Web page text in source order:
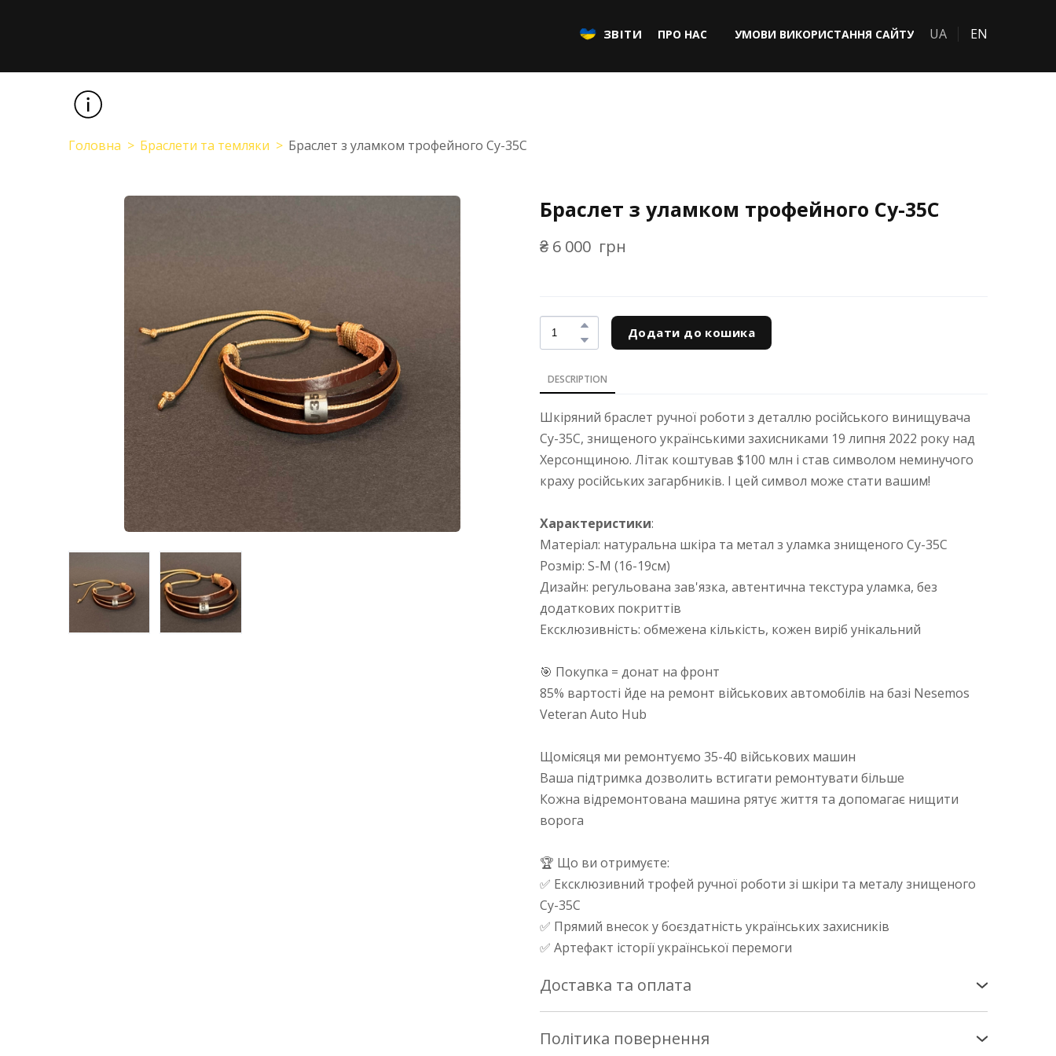
ЗВІТИ ПРО НАС УМОВИ ВИКОРИСТАННЯ САЙТУ UA EN
Головна Браслети та темляки Браслет з уламком трофейного Су-35С
Браслет з уламком трофейного Су-35С
₴ 6 000  грн
Додати до кошика
DESCRIPTION
Шкіряний браслет ручної роботи з деталлю російського винищувача
Су-35С, знищеного українськими захисниками 19 липня 2022 року над
Херсонщиною. Літак коштував $100 млн і став символом неминучого
краху російських загарбників. І цей символ може стати вашим!
Характеристики:
Матеріал: натуральна шкіра та метал з уламка знищеного Су-35С
Розмір: S-M (16-19см)
Дизайн: регульована зав'язка, автентична текстура уламка, без
додаткових покриттів
Ексклюзивність: обмежена кількість, кожен виріб унікальний
🎯 Покупка = донат на фронт
85% вартості йде на ремонт військових автомобілів на базі Nesemos
Veteran Auto Hub
Щомісяця ми ремонтуємо 35-40 військових машин
Ваша підтримка дозволить встигати ремонтувати більше
Кожна відремонтована машина рятує життя та допомагає нищити
ворога
🏆 Що ви отримуєте:
✅ Ексклюзивний трофей ручної роботи зі шкіри та металу знищеного
Су-35С
✅ Прямий внесок у боєздатність українських захисників
✅ Артефакт історії української перемоги
Доставка та оплата
Здійснюється службою «Нова Пошта». Патчі - коштом покупця за
Політика повернення